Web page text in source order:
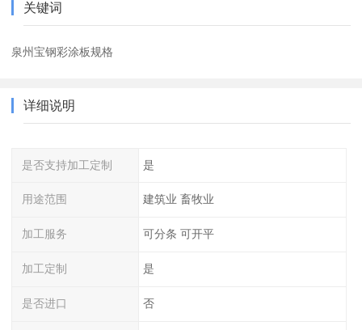
关键词
泉州宝钢彩涂板规格
详细说明
是否支持加工定制 是
用途范围 建筑业 畜牧业
加工服务 可分条 可开平
加工定制 是
是否进口 否